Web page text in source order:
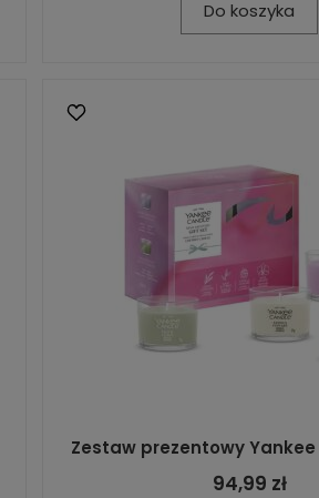
Do koszyka
Zestaw prezentowy Yankee
94,99 zł